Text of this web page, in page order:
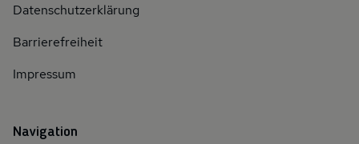
Datenschutzerklärung
Barrierefreiheit
Impressum
Navigation